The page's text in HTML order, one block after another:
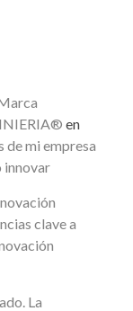
en
de mi empresa
innovar
clave a
La